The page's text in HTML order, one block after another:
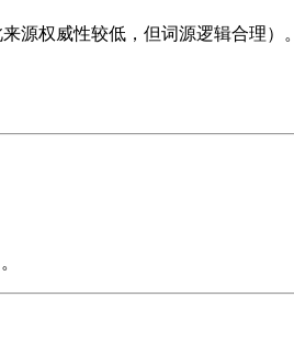
源权威性较低，但词源逻辑合理）。